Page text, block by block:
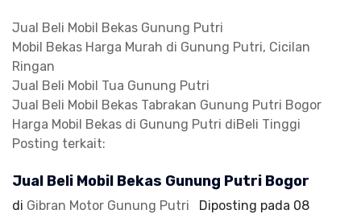
Jual Beli Mobil Bekas Gunung Putri
Mobil Bekas Harga Murah di Gunung Putri, Cicilan
Ringan
Jual Beli Mobil Tua Gunung Putri
Jual Beli Mobil Bekas Tabrakan Gunung Putri Bogor
Harga Mobil Bekas di Gunung Putri diBeli Tinggi
Posting terkait:
Jual Beli Mobil Bekas Gunung Putri Bogor
di Gibran Motor Gunung Putri Diposting pada 08